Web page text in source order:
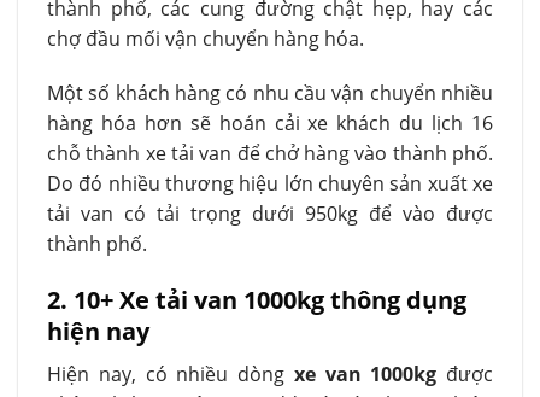
thành phố, các cung đường chật hẹp, hay các
chợ đầu mối vận chuyển hàng hóa.
Một số khách hàng có nhu cầu vận chuyển nhiều
hàng hóa hơn sẽ hoán cải xe khách du lịch 16
chỗ thành xe tải van để chở hàng vào thành phố.
Do đó nhiều thương hiệu lớn chuyên sản xuất xe
tải van có tải trọng dưới 950kg để vào được
thành phố.
2. 10+ Xe tải van 1000kg thông dụng
hiện nay
Hiện nay, có nhiều dòng xe van 1000kg được